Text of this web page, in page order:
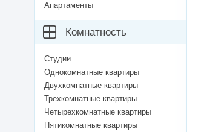
Апартаменты
Комнатность
Студии
Однокомнатные квартиры
Двухкомнатные квартиры
Трехкомнатные квартиры
Четырехкомнатные квартиры
Пятикомнатные квартиры